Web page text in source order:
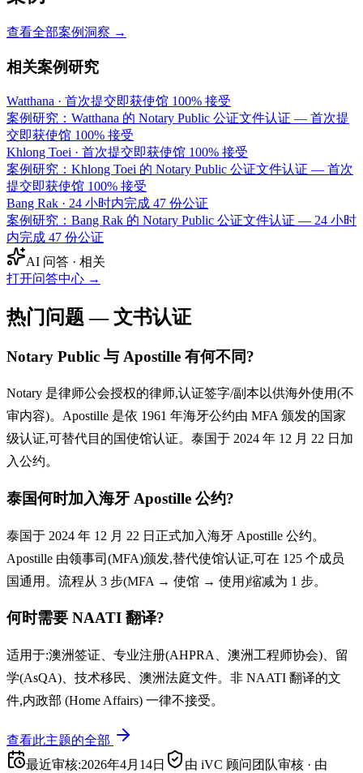
查看全部案例洞察 →
相关案例研究
Watthana · 首次提交即获使馆 100% 接受
案例研究：Watthana 的 Notary Public 公证文件认证 — 首次提
交即获使馆 100% 接受
Khlong Toei · 首次提交即获使馆 100% 接受
案例研究：Khlong Toei 的 Notary Public 公证文件认证 — 首次
提交即获使馆 100% 接受
Bang Rak · 24 小时内完成 47 份公证
案例研究：Bang Rak 的 Notary Public 公证文件认证 — 24 小时
内完成 47 份公证
AI 问答 · 相关
打开问答中心 →
热门问题 — 文书认证
Notary Public 与 Apostille 有何不同?
Notary 是律师公会授权的律师,认证签字/副本以供海外使用(不
审内容)。Apostille 是依 1961 年海牙公约由 MFA 颁发的国家
级认证,可替代目的国使馆认证。泰国于 2024 年 12 月 22 日加
入公约。
泰国何时加入海牙 Apostille 公约?
泰国于 2024 年 12 月 22 日正式加入海牙 Apostille 公约。
Apostille 由领事司(MFA)颁发,替代使馆认证,可在 125 个成员
国通用。流程从 3 步(MFA → 使馆 → 使用)缩减为 1 步。
何时需要 NAATI 翻译?
适用于:澳洲签证、专业注册(AHPRA、澳洲工程师协会)、留
学(AsQA)、技术移民、澳洲法庭文件。非 NAATI 翻译的文
件,内政部 (Home Affairs) 一律不接受。
查看此主题的全部
最近审核:2026年4月14日 由 iVC 顾问团队审核 · 由